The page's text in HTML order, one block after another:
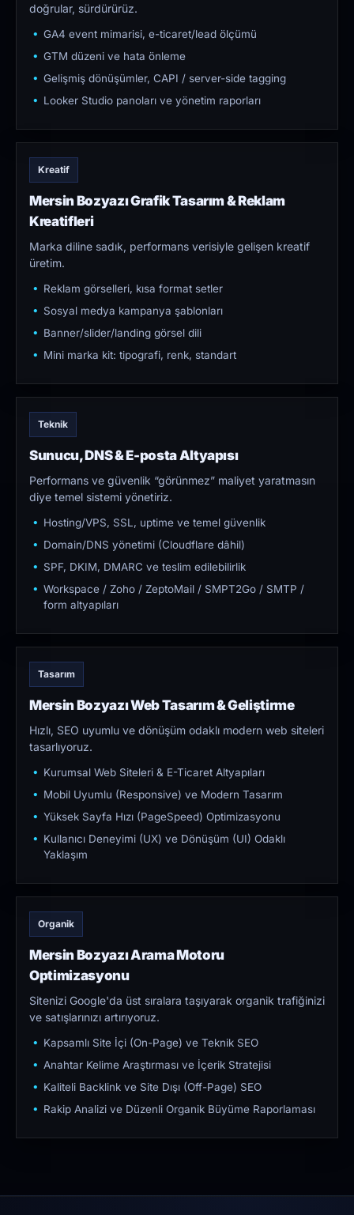
doğrular, sürdürürüz.
GA4 event mimarisi, e-ticaret/lead ölçümü
GTM düzeni ve hata önleme
Gelişmiş dönüşümler, CAPI / server-side tagging
Looker Studio panoları ve yönetim raporları
Kreatif
Mersin Bozyazı Grafik Tasarım & Reklam
Kreatifleri
Marka diline sadık, performans verisiyle gelişen kreatif
üretim.
Reklam görselleri, kısa format setler
Sosyal medya kampanya şablonları
Banner/slider/landing görsel dili
Mini marka kit: tipografi, renk, standart
Teknik
Sunucu, DNS & E-posta Altyapısı
Performans ve güvenlik “görünmez” maliyet yaratmasın
diye temel sistemi yönetiriz.
Hosting/VPS, SSL, uptime ve temel güvenlik
Domain/DNS yönetimi (Cloudflare dâhil)
SPF, DKIM, DMARC ve teslim edilebilirlik
Workspace / Zoho / ZeptoMail / SMPT2Go / SMTP /
form altyapıları
Tasarım
Mersin Bozyazı Web Tasarım & Geliştirme
Hızlı, SEO uyumlu ve dönüşüm odaklı modern web siteleri
tasarlıyoruz.
Kurumsal Web Siteleri & E-Ticaret Altyapıları
Mobil Uyumlu (Responsive) ve Modern Tasarım
Yüksek Sayfa Hızı (PageSpeed) Optimizasyonu
Kullanıcı Deneyimi (UX) ve Dönüşüm (UI) Odaklı
Yaklaşım
Organik
Mersin Bozyazı Arama Motoru
Optimizasyonu
Sitenizi Google'da üst sıralara taşıyarak organik trafiğinizi
ve satışlarınızı artırıyoruz.
Kapsamlı Site İçi (On-Page) ve Teknik SEO
Anahtar Kelime Araştırması ve İçerik Stratejisi
Kaliteli Backlink ve Site Dışı (Off-Page) SEO
Rakip Analizi ve Düzenli Organik Büyüme Raporlaması